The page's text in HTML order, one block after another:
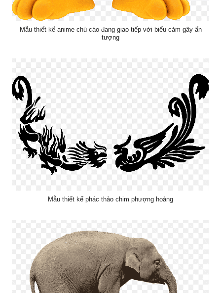
Mẫu thiết kế anime chú cáo đang giao tiếp với biểu cảm gây ấn
tượng
Mẫu thiết kế phác thảo chim phượng hoàng